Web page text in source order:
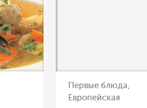
Первые блюда,
Европейская